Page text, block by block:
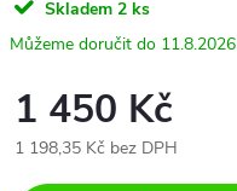
Skladem 2 ks
11.8.2026
1 450 Kč
1 198,35 Kč bez DPH